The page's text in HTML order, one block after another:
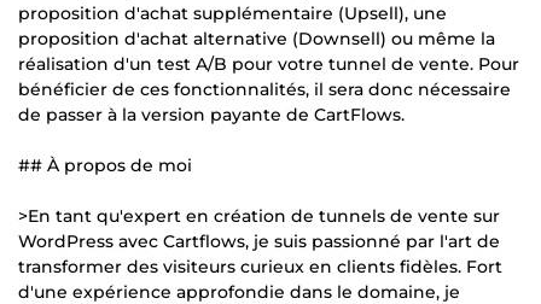
proposition d'achat supplémentaire (Upsell), une
proposition d'achat alternative (Downsell) ou même la
réalisation d'un test A/B pour votre tunnel de vente. Pour
bénéficier de ces fonctionnalités, il sera donc nécessaire
de passer à la version payante de CartFlows.
## À propos de moi
>En tant qu'expert en création de tunnels de vente sur
WordPress avec Cartflows, je suis passionné par l'art de
transformer des visiteurs curieux en clients fidèles. Fort
d'une expérience approfondie dans le domaine, je